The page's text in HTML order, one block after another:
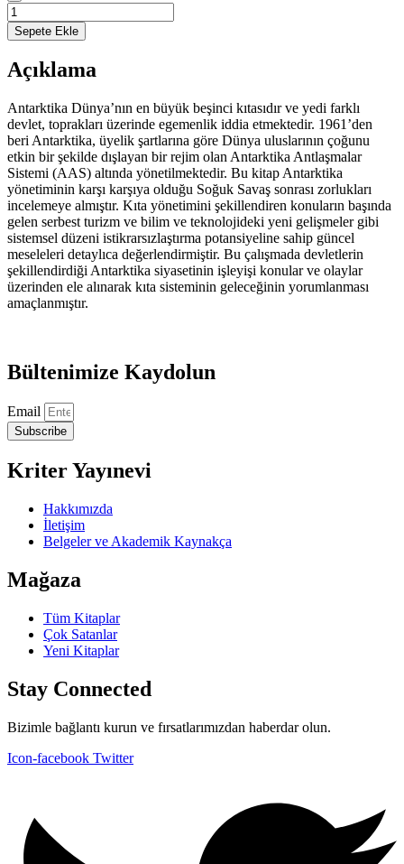
Antarktika
Siyasetini
Şekillendiren
Güncel
Meseleler
Sepete Ekle
Açıklama
Antarktika Dünya’nın en büyük beşinci kıtasıdır ve yedi farklı
devlet, toprakları üzerinde egemenlik iddia etmektedir. 1961’den
beri Antarktika, üyelik şartlarına göre Dünya uluslarının çoğunu
etkin bir şekilde dışlayan bir rejim olan Antarktika Antlaşmalar
Sistemi (AAS) altında yönetilmektedir. Bu kitap Antarktika
yönetiminin karşı karşıya olduğu Soğuk Savaş sonrası zorlukları
incelemeye almıştır. Kıta yönetimini şekillendiren konuların başında
gelen serbest turizm ve bilim ve teknolojideki yeni gelişmeler gibi
sistemsel düzeni istikrarsızlaştırma potansiyeline sahip güncel
meseleleri detaylıca değerlendirmiştir. Bu çalışmada devletlerin
şekillendirdiği Antarktika siyasetinin işleyişi konular ve olaylar
üzerinden ele alınarak kıta sisteminin geleceğinin yorumlanması
amaçlanmıştır.
Bültenimize Kaydolun
Email
Subscribe
Kriter Yayınevi
Hakkımızda
İletişim
Belgeler ve Akademik Kaynakça
Mağaza
Tüm Kitaplar
Çok Satanlar
Yeni Kitaplar
Stay Connected
Bizimle bağlantı kurun ve fırsatlarımızdan haberdar olun.
Icon-facebook Twitter